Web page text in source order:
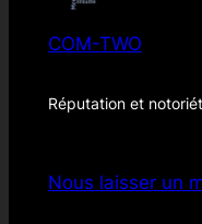
COM-TWO
Réputation et
Nous laisser un